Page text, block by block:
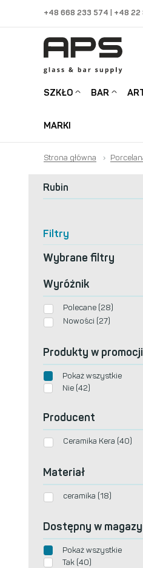
+48 668 233 574 | +48 22
SZKŁO BAR
MARKI
Strona główna ›
Rubin
Filtry
Wybrane filtry
Wyróżnik
Polecane (28)
Nowości (27)
Produkty w promocji
Pokaż wszystkie
Nie (42)
Producent
Ceramika Kera (40)
Materiał
ceramika (18)
Dostępny w
Pokaż wszystkie
Tak (40)